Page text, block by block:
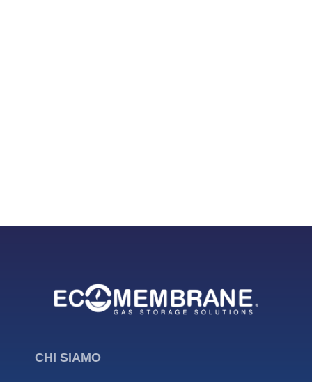
CHI SIAMO